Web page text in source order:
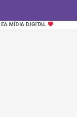
EA MÍDIA DIGITAL